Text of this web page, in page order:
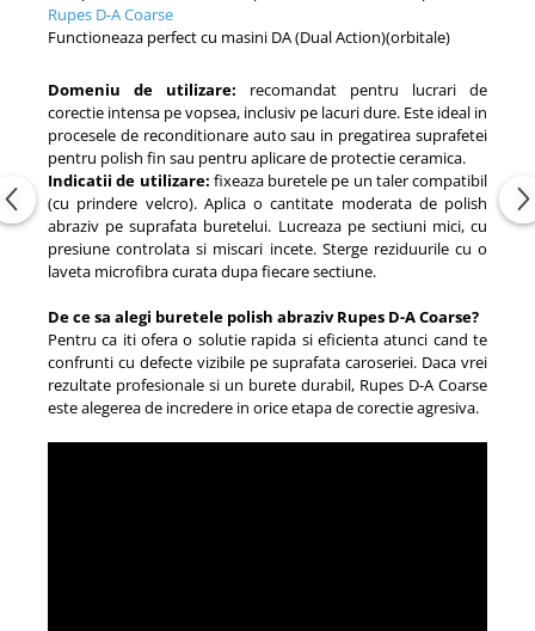
Rupes D-A Coarse
Functioneaza perfect cu masini DA (Dual Action)(orbitale)
Domeniu de utilizare: recomandat pentru lucrari de
corectie intensa pe vopsea, inclusiv pe lacuri dure. Este ideal in
procesele de reconditionare auto sau in pregatirea suprafetei
pentru polish fin sau pentru aplicare de protectie ceramica.
Indicatii de utilizare: fixeaza buretele pe un taler compatibil
(cu prindere velcro). Aplica o cantitate moderata de polish
abraziv pe suprafata buretelui. Lucreaza pe sectiuni mici, cu
presiune controlata si miscari incete. Sterge reziduurile cu o
laveta microfibra curata dupa fiecare sectiune.
De ce sa alegi buretele polish abraziv Rupes D-A Coarse?
Pentru ca iti ofera o solutie rapida si eficienta atunci cand te
confrunti cu defecte vizibile pe suprafata caroseriei. Daca vrei
rezultate profesionale si un burete durabil, Rupes D-A Coarse
este alegerea de incredere in orice etapa de corectie agresiva.